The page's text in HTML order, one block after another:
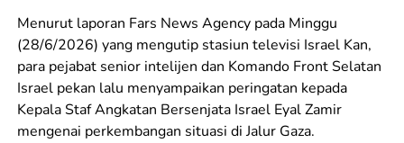
Menurut laporan Fars News Agency pada Minggu
(28/6/2026) yang mengutip stasiun televisi Israel Kan,
para pejabat senior intelijen dan Komando Front Selatan
Israel pekan lalu menyampaikan peringatan kepada
Kepala Staf Angkatan Bersenjata Israel Eyal Zamir
mengenai perkembangan situasi di Jalur Gaza.